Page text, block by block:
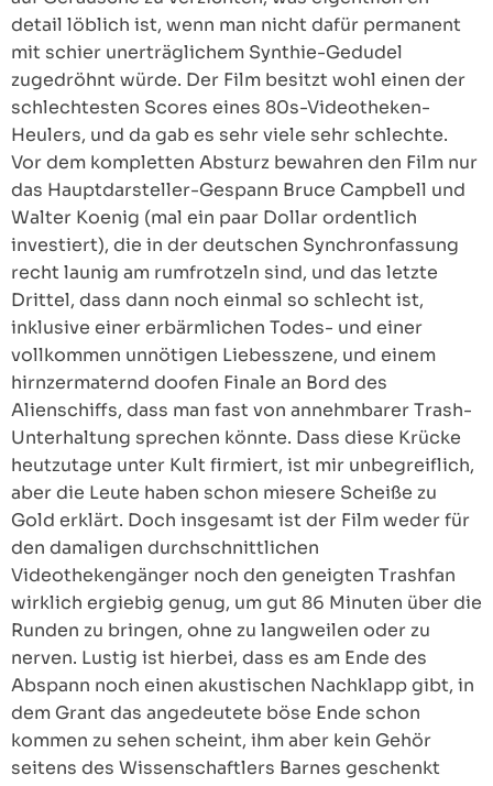
detail löblich ist, wenn man nicht dafür permanent
mit schier unerträglichem Synthie-Gedudel
zugedröhnt würde. Der Film besitzt wohl einen der
schlechtesten Scores eines 80s-Videotheken-
Heulers, und da gab es sehr viele sehr schlechte.
Vor dem kompletten Absturz bewahren den Film nur
das Hauptdarsteller-Gespann Bruce Campbell und
Walter Koenig (mal ein paar Dollar ordentlich
investiert), die in der deutschen Synchronfassung
recht launig am rumfrotzeln sind, und das letzte
Drittel, dass dann noch einmal so schlecht ist,
inklusive einer erbärmlichen Todes- und einer
vollkommen unnötigen Liebesszene, und einem
hirnzermaternd doofen Finale an Bord des
Alienschiffs, dass man fast von annehmbarer Trash-
Unterhaltung sprechen könnte. Dass diese Krücke
heutzutage unter Kult firmiert, ist mir unbegreiflich,
aber die Leute haben schon miesere Scheiße zu
Gold erklärt. Doch insgesamt ist der Film weder für
den damaligen durchschnittlichen
Videothekengänger noch den geneigten Trashfan
wirklich ergiebig genug, um gut 86 Minuten über die
Runden zu bringen, ohne zu langweilen oder zu
nerven. Lustig ist hierbei, dass es am Ende des
Abspann noch einen akustischen Nachklapp gibt, in
dem Grant das angedeutete böse Ende schon
kommen zu sehen scheint, ihm aber kein Gehör
seitens des Wissenschaftlers Barnes geschenkt